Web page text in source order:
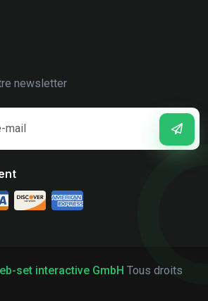
newsletter
set interactive GmbH Tous droits